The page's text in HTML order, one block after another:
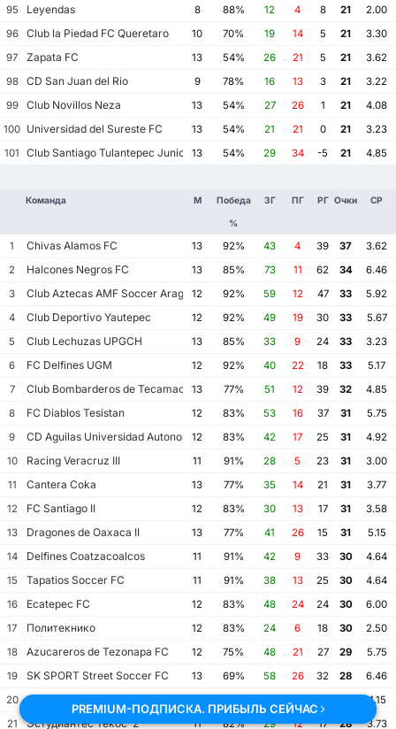
95
Leyendas 8 88% 12 4 8 21
2.00
96
Club la Piedad FC Queretaro 10 70% 19 14 5 21
3.30
97
Zapata FC 13 54% 26 21 5 21
3.62
98
CD San Juan del Rio 9 78% 16 13 3 21
3.22
99
Club Novillos Neza 13 54% 27 26 1 21
4.08
100 Universidad del Sureste FC 13 54% 21 21 0 21
3.23
101
Club Santiago Tulantepec Juniors FC
13 54% 29 34 -5 21 4.85
Команда М Победа
%
ЗГ ПГ РГ Очки СР
1 Chivas Alamos FC 13 92% 43 4 39 37
3.62
2
Halcones Negros FC 13 85% 73 11 62 34
6.46
3
Club Aztecas AMF Soccer Aragon12 92% 59 12 47 33
5.92
4
Club Deportivo Yautepec 12 92% 49 19 30 33
5.67
5
Club Lechuzas UPGCH 13 85% 33 9 24 33
3.23
6
FC Delfines UGM 12 92% 40 22 18 33
5.17
7
Club Bombarderos de Tecamac 13 77% 51 12 39 32
4.85
8
FC Diablos Tesistan 12 83% 53 16 37 31
5.75
9
CD Aguilas Universidad Autonoma de Guerrero
12 83% 42 17 25 31
4.92
10
Racing Veracruz III 11 91% 28 5 23 31
3.00
11
Cantera Coka 13 77% 35 14 21 31
3.77
12
FC Santiago II 12 83% 30 13 17 31
3.58
13
Dragones de Oaxaca II 13 77% 41 26 15 31
5.15
14
Delfines Coatzacoalcos 11 91% 42 9 33 30
4.64
15
Tapatios Soccer FC 11 91% 38 13 25 30
4.64
16
Ecatepec FC 12 83% 48 24 24 30
6.00
17
Политекнико 12 83% 24 6 18 30
2.50
18
Azucareros de Tezonapa FC 12 75% 48 21 27 29
5.75
19
SK SPORT Street Soccer FC 13 69% 58 26 32 28
6.46
20 FormaFutIntegral AC
4.15
21 Эстудиантес Текос-2 11 82% 29 12 17 28 3.73
PREMIUM-ПОДПИСКА. ПРИБЫЛЬ СЕЙЧАС